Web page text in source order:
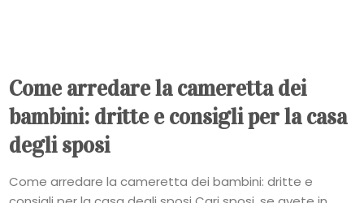
Come arredare la cameretta dei
bambini: dritte e consigli per la casa
degli sposi
Come arredare la cameretta dei bambini: dritte e